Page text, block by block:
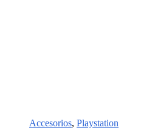
Accesorios, Playstation